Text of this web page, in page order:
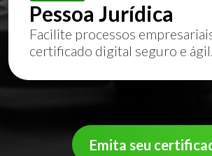
Pessoa Jurídica
Facilite processos
certificado digital seguro e ágil.
Emita seu